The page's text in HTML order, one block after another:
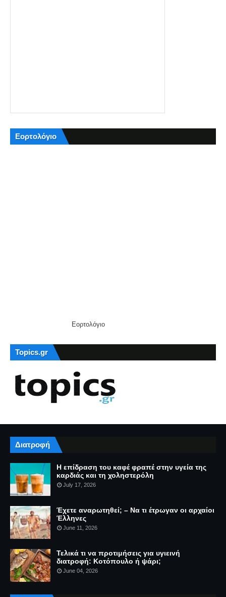
Εορτολόγιο
Εορτολόγιο
Topics.gr
Διατροφή
Η επίδραση του καφέ φραπέ στην υγεία της
καρδιάς και τη χοληστερόλη
July 17, 2026
Έχετε αναρωτηθεί; – Να τι έτρωγαν οι αρχαίοι
Έλληνες
June 11, 2026
Τελικά τι να προτιμήσεις για υγιεινή
διατροφή: Κοτόπουλο ή ψάρι;
June 04, 2026